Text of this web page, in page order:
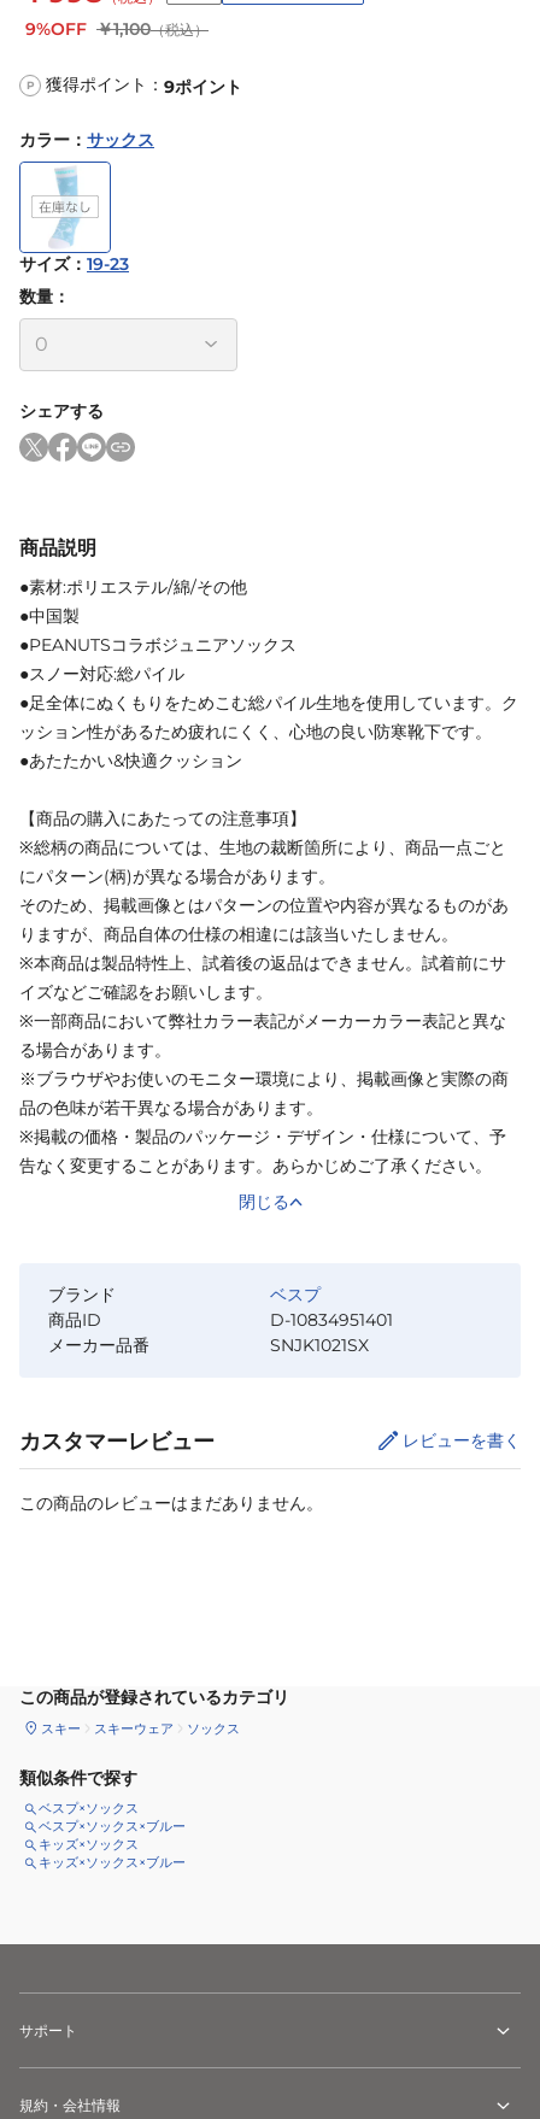
9%OFF ￥1,100（税込）
P 獲得ポイント： 9ポイント
カラー ： サックス
サイズ： 19-23
数量：
シェアする
商品説明
●素材:ポリエステル/綿/その他
●中国製
●PEANUTSコラボジュニアソックス
●スノー対応:総パイル
●足全体にぬくもりをためこむ総パイル生地を使用しています。ク
ッション性があるため疲れにくく、心地の良い防寒靴下です。
●あたたかい&快適クッション
【商品の購入にあたっての注意事項】
※総柄の商品については、生地の裁断箇所により、商品一点ごと
にパターン(柄)が異なる場合があります。
そのため、掲載画像とはパターンの位置や内容が異なるものがあ
りますが、商品自体の仕様の相違には該当いたしません。
※本商品は製品特性上、試着後の返品はできません。試着前にサ
イズなどご確認をお願いします。
※一部商品において弊社カラー表記がメーカーカラー表記と異な
る場合があります。
※ブラウザやお使いのモニター環境により、掲載画像と実際の商
品の色味が若干異なる場合があります。
※掲載の価格・製品のパッケージ・デザイン・仕様について、予
告なく変更することがあります。あらかじめご了承ください。
閉じる
ブランド
ベスプ
商品ID
D-10834951401
メーカー品番
SNJK1021SX
カスタマーレビュー レビューを書く
この商品のレビューはまだありません。
この商品が登録されているカテゴリ
スキー スキーウェア ソックス
類似条件で探す
ベスプ×ソックス
ベスプ×ソックス×ブルー
キッズ×ソックス
キッズ×ソックス×ブルー
サポート
規約・会社情報